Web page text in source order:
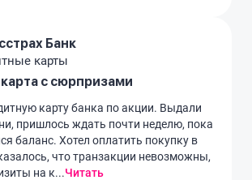
Банк
карты
с сюрпризами
карту банка по акции. Выдали
пришлось ждать почти неделю, пока
баланс. Хотел оплатить покупку в
что транзакции невозможны,
на к...Читать